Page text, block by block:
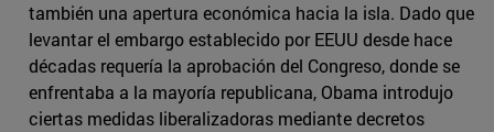
también una apertura económica hacia la isla. Dado que
levantar el embargo establecido por EEUU desde hace
décadas requería la aprobación del Congreso, donde se
enfrentaba a la mayoría republicana, Obama introdujo
ciertas medidas liberalizadoras mediante decretos